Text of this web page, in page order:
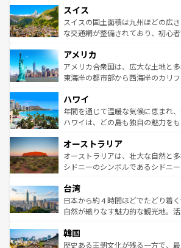
れる地方に足を運ぶとそれぞれで全
きるだろう。 なお、新着のフラ
を参照してほしい。
は、お酒好きな人にはぜひ体験してほしい。
ドイツ情報はコンテンツ一覧を参
リアごとに異なる魅力がある。また
ティー、ビール好きにはたまらな
戦など、本場だからこそできる体
ンツ一覧を参照してほしい。
スイス
スイスの国土面積は九州ほどの広
な交通網が整備されており、初心
の建物がそのまま残る町や、スイス
博物館もあり、アルプス観光だけで
ことができる。国民の所得が高い
ば市内交通費無料で観光を楽しむこともで
着のスイス情報はコンテンツ一覧
アメリカ
アメリカ合衆国は、広大な土地と多
東海岸の都市部から西海岸のカリ
のような巨大都市は、観光、ショッ
ンメントが詰まった刺激的なスポ
西部には大自然が広がり、グラン
部のニューオーリンズでは、音楽と
文化が魅力。旅行者はアメリカの各
しみながら、その多様性と豊かな
ならではの贅沢な旅のスタイルだ。 なお、新着のアメリカ
情報はコンテンツ一覧を参照して
ハワイ
年間を通じて温暖な気候に恵まれ
ハワイは、どの島も独自の魅力を
ワイ島は見逃せない。また、定番の
島だが、静かな自然を求めるならマ
おすすめ。エメラルドグリーンに
れるおもてなしの心で訪れる人々を
人々、おいしいローカルフードや
ク、伝統的なフラダンスなど、す
ワイを、存分に味わってほしい。 なお、新着のハワイ情報
はコンテンツ一覧を参照してほし
オーストラリア
オーストラリアは、壮大な自然と多
シドニーのシンボルであるシドニ
リアリーフや大陸中央部にそびえる
ク）、タスマニアの美しい原生林
ど、見どころがたくさん。また、
いる。アクティビティも充実してお
ビング、ハイキングなど、アウト
台湾
日本から約４時間ほどでたどり着
自然が織りなす魅力的な観光地。
ン）、静ひつな山岳地帯である台湾
と山間の静けさが共存しており、
韓国
歴史ある王朝文化が残る一方で、